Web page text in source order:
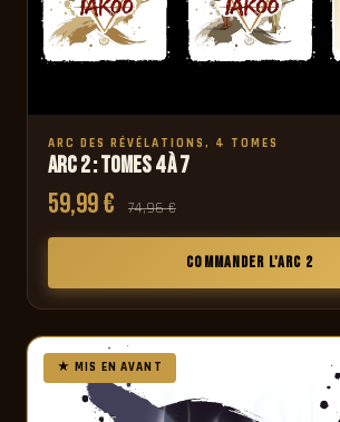
ARC DES RÉVÉLATIONS, 4 TOMES
Arc 2 : Tomes 4 à 7
59,99 € 74,96 €
COMMANDER L'ARC 2